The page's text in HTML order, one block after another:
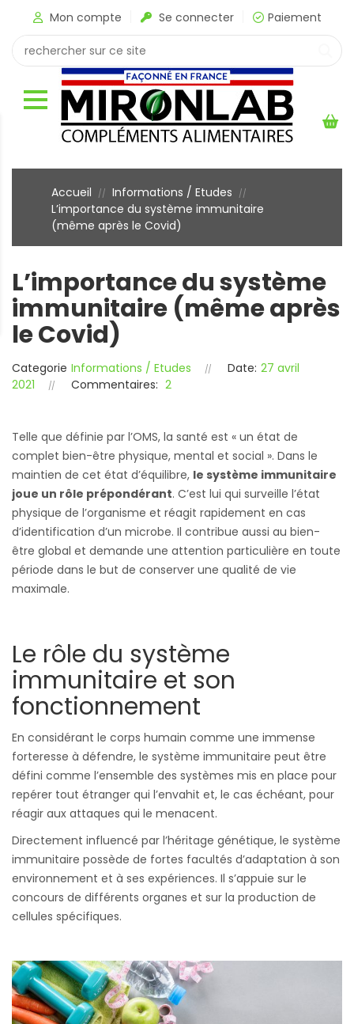
Mon compte Se connecter Paiement
Accueil // Informations / Etudes //
L’importance du système immunitaire
(même après le Covid)
L’importance du système
immunitaire (même après
le Covid)
Categorie Informations / Etudes Date: 27 avril
2021
Commentaires: 2
Telle que définie par l’OMS, la santé est « un état de
complet bien-être physique, mental et social ». Dans le
maintien de cet état d’équilibre, le système immunitaire
joue un rôle prépondérant. C’est lui qui surveille l’état
physique de l’organisme et réagit rapidement en cas
d’identification d’un microbe. Il contribue aussi au bien-
être global et demande une attention particulière en toute
période dans le but de conserver une qualité de vie
maximale.
Le rôle du système
immunitaire et son
fonctionnement
En considérant le corps humain comme une immense
forteresse à défendre, le système immunitaire peut être
défini comme l’ensemble des systèmes mis en place pour
repérer tout étranger qui l’envahit et, le cas échéant, pour
réagir aux attaques qui le menacent.
Directement influencé par l’héritage génétique, le système
immunitaire possède de fortes facultés d’adaptation à son
environnement et à ses expériences. Il s’appuie sur le
concours de différents organes et sur la production de
cellules spécifiques.